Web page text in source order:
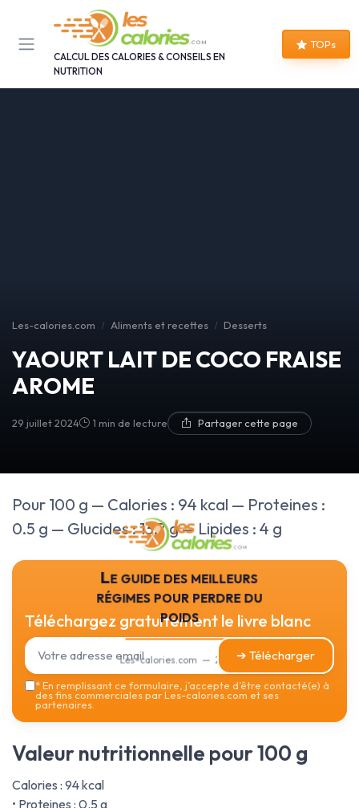
CALCUL DES CALORIES & CONSEILS EN
NUTRITION
TOPs
Les-calories.com Aliments et recettes Desserts
YAOURT LAIT DE COCO FRAISE
AROME
29 juillet 2024 1 min de lecture Partager cette page
Pour 100 g — Calories : 94 kcal — Proteines :
0.5 g — Glucides : 13.7 g — Lipides : 4 g
Le guide des meilleurs
régimes pour perdre du
poids
Les-calories.com — 2026
Téléchargez gratuitement le livre blanc
➔ Télécharger
*En remplissant ce formulaire, j’accepte d’être contacté(e) à
des fins commerciales par Les-calories.com et ses
partenaires.
Valeur nutritionnelle pour 100 g
Calories : 94 kcal
• Proteines : 0.5 g
Panneau de gestion des cookies